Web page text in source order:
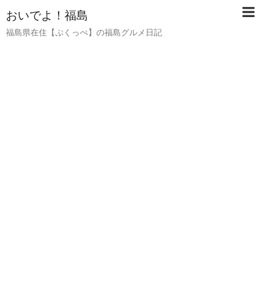
おいでよ！福島
福島県在住【ぷくっぺ】の福島グルメ日記